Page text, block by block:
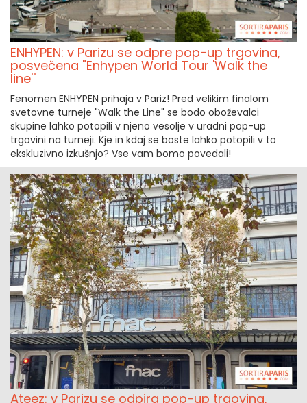
ENHYPEN: v Parizu se odpre pop-up trgovina,
posvečena "Enhypen World Tour 'Walk the
line'"
Fenomen ENHYPEN prihaja v Pariz! Pred velikim finalom
svetovne turneje "Walk the Line" se bodo oboževalci
skupine lahko potopili v njeno vesolje v uradni pop-up
trgovini na turneji. Kje in kdaj se boste lahko potopili v to
ekskluzivno izkušnjo? Vse vam bomo povedali!
Ateez: v Parizu se odpira pop-up trgovina,